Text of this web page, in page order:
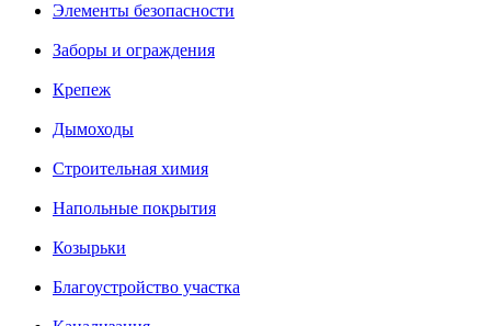
Элементы безопасности
Заборы и ограждения
Крепеж
Дымоходы
Строительная химия
Напольные покрытия
Козырьки
Благоустройство участка